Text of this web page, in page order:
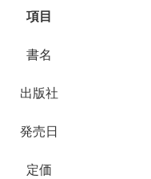
項目
書名
出版社
発売日
定価